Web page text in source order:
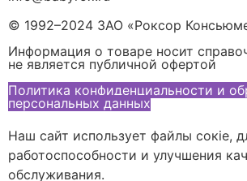
© 1992–2024 ЗАО «Роксор
Информация о товаре носит
не является публичной офертой
Политика конфиденциальности и
персональных данных
Наш сайт использует файлы сокіе,
работоспособности и улучшения
обслуживания.